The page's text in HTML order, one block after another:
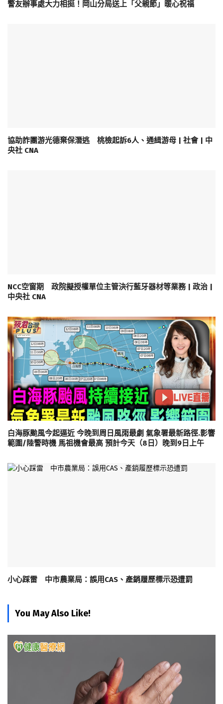
警友辦事處大力相挺！岡山分局送上「父親節」暖心祝福
協助詐團游光德棄保潛逃 桃檢起訴6人、通緝游母 | 社會 | 中
央社 CNA
NCC空窗期 政院擬授權單位主管決行藍牙器材等業務 | 政治 |
中央社 CNA
白海豚颱風今起逼近 今晚到周日風雨最劇 氣象署最新路徑.影響
範圍/陸警時機 馬祖機會最高 預計今天（8日）晚到9日上午
小心踩雷 中市農業局：誤用CAS、產銷履歷標示恐遭罰
You May Also Like!